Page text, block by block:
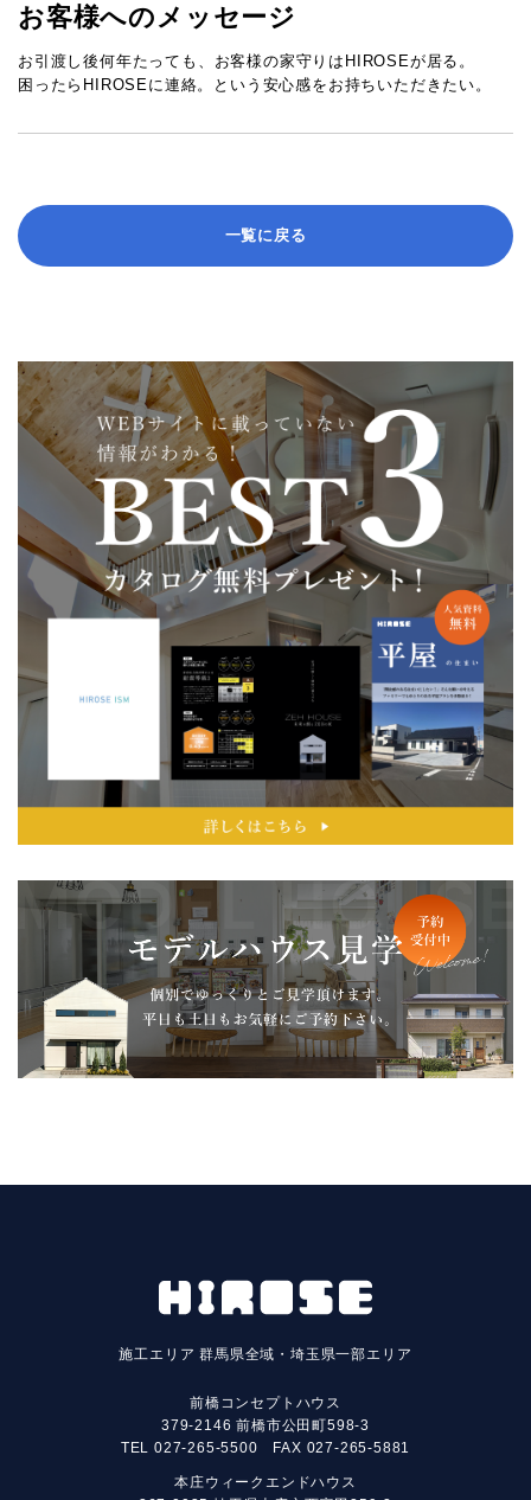
お客様へのメッセージ
お引渡し後何年たっても、お客様の家守りはHIROSEが居る。
困ったらHIROSEに連絡。という安心感をお持ちいただきたい。
一覧に戻る
施工エリア群馬県全域・埼玉県一部エリア
前橋コンセプトハウス
379-2146 前橋市公田町598-3
TEL 027-265-5500 FAX 027-265-5881
本庄ウィークエンドハウス